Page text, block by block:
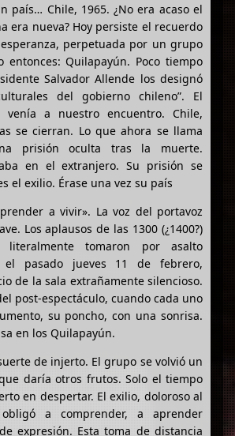
país… Chile, 1965. ¿No era acaso el
era nueva? Hoy persiste el recuerdo
perpetuada por un grupo
entonces: Quilapayún. Poco tiempo
Salvador Allende los designó
del gobierno chileno”. El
venía a nuestro encuentro. Chile,
se cierran. Lo que ahora se llama
prisión oculta tras la muerte.
en el extranjero. Su prisión se
el exilio. Érase una vez su país
a vivir». La voz del portavoz
Los aplausos de las 1300 (¿1400?)
literalmente tomaron por asalto
el pasado jueves 11 de febrero,
de la sala extrañamente silencioso.
post-espectáculo, cuando cada uno
su poncho, con una sonrisa.
en los Quilapayún.
de injerto. El grupo se volvió un
daría otros frutos. Solo el tiempo
en despertar. El exilio, doloroso al
a comprender, a aprender
expresión. Esta toma de distancia